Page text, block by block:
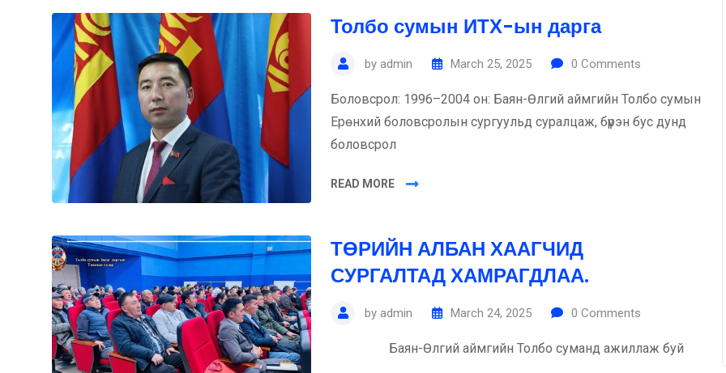
Толбо сумын ИТХ-ын дарга
byadmin March 25, 2025 0 Comments
Боловсрол: 1996–2004 он: Баян-Өлгий аймгийн Толбо сумын
Ерөнхий боловсролын сургуульд суралцаж, бүрэн бус дунд
боловсрол
READ MORE
ТӨРИЙН АЛБАН ХААГЧИД
СУРГАЛТАД ХАМРАГДЛАА.
byadmin March 24, 2025 0 Comments
Баян-Өлгий аймгийн Толбо суманд ажиллаж буй